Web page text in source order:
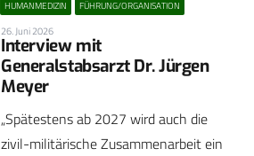
HUMANMEDIZIN FÜHRUNG/ORGANISATION
26. Juni 2026
Interview mit
Generalstabsarzt Dr. Jürgen
Meyer
„Spätestens ab 2027 wird auch die
zivil-militärische Zusammenarbeit ein